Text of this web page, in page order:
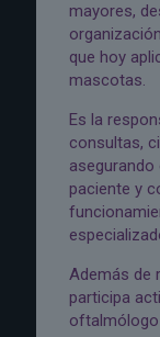
mayores,
que hoy
mascotas.
Es la
consultas,
paciente y
Además de
participa